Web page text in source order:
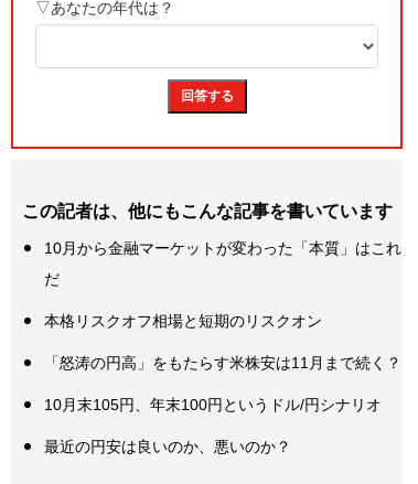
この記者は、他にもこんな記事を書いています
10月から金融マーケットが変わった「本質」はこれ
だ
本格リスクオフ相場と短期のリスクオン
「怒涛の円高」をもたらす米株安は11月まで続く？
10月末105円、年末100円というドル/円シナリオ
最近の円安は良いのか、悪いのか？